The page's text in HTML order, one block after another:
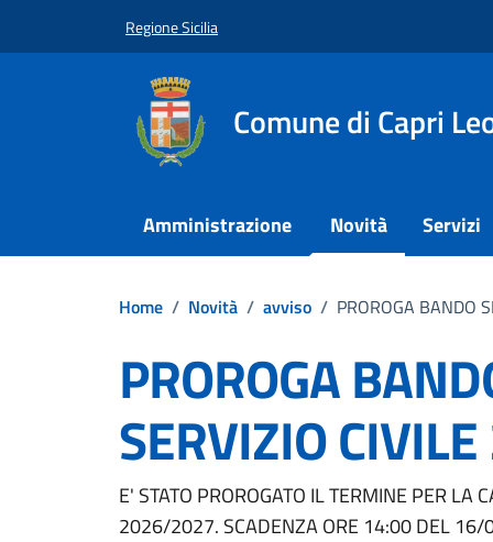
Regione Sicilia
Comune di Capri
Amministrazione Novità Servizi
Home / Novità / avviso / PROROGA BANDO
PROROGA
SERVIZIO
Dettagli della
E' STATO PROROGATO IL TERMINE PER LA
2026/2027. SCADENZA ORE 14:00 DEL